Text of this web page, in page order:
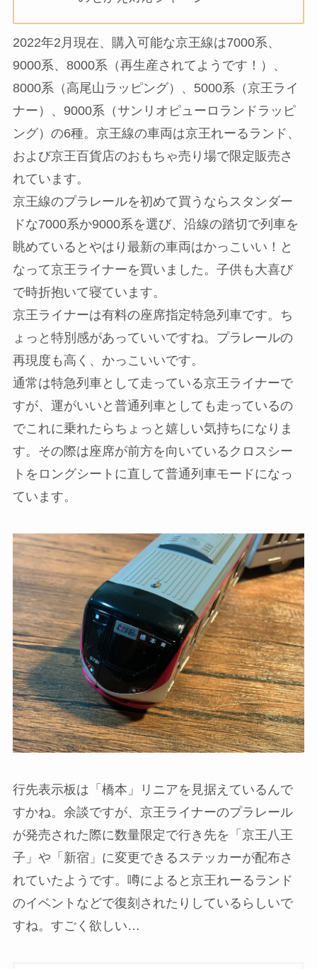
2022年2月現在、購入可能な京王線は7000系、
9000系、8000系（再生産されてようです！）、
8000系（高尾山ラッピング）、5000系（京王ライ
ナー）、9000系（サンリオピューロランドラッピ
ング）の6種。京王線の車両は京王れーるランド、
および京王百貨店のおもちゃ売り場で限定販売さ
れています。
京王線のプラレールを初めて買うならスタンダー
ドな7000系か9000系を選び、沿線の踏切で列車を
眺めているとやはり最新の車両はかっこいい！と
なって京王ライナーを買いました。子供も大喜び
で時折抱いて寝ています。
京王ライナーは有料の座席指定特急列車です。ち
ょっと特別感があっていいですね。プラレールの
再現度も高く、かっこいいです。
通常は特急列車として走っている京王ライナーで
すが、運がいいと普通列車としても走っているの
でこれに乗れたらちょっと嬉しい気持ちになりま
す。その際は座席が前方を向いているクロスシー
トをロングシートに直して普通列車モードになっ
ています。
行先表示板は「橋本」リニアを見据えているんで
すかね。余談ですが、京王ライナーのプラレール
が発売された際に数量限定で行き先を「京王八王
子」や「新宿」に変更できるステッカーが配布さ
れていたようです。噂によると京王れーるランド
のイベントなどで復刻されたりしているらしいで
すね。すごく欲しい…